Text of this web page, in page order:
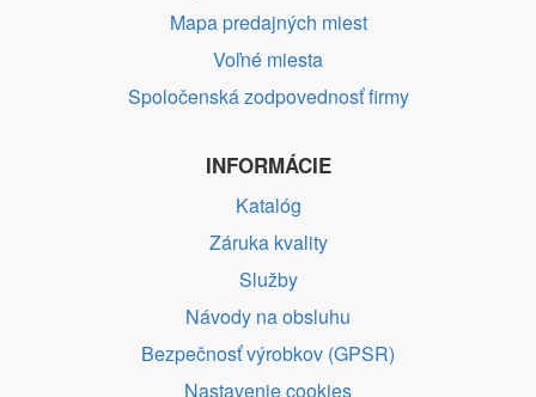
Mapa predajných miest
Voľné miesta
Spoločenská zodpovednosť firmy
INFORMÁCIE
Katalóg
Záruka kvality
Služby
Návody na obsluhu
Bezpečnosť výrobkov (GPSR)
Nastavenie cookies